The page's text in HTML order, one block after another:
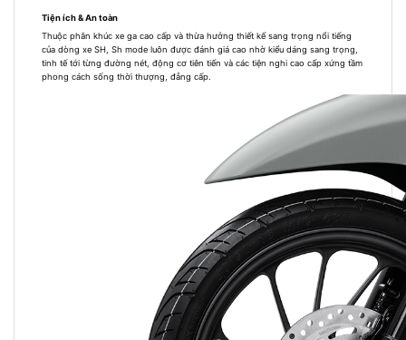
Tiện ích & An toàn
Thuộc phân khúc xe ga cao cấp và thừa hưởng thiết kế sang trọng nổi tiếng
của dòng xe SH, Sh mode luôn được đánh giá cao nhờ kiểu dáng sang trọng,
tinh tế tới từng đường nét, động cơ tiên tiến và các tiện nghi cao cấp xứng tầm
phong cách sống thời thượng, đẳng cấp.